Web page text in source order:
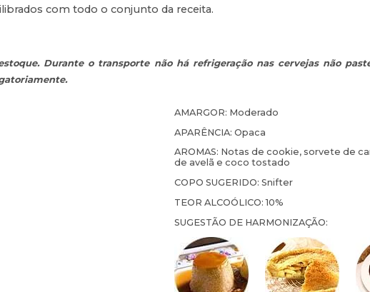
com todo o conjunto da receita.
Durante o transporte não há refrigeração nas cervejas não
AMARGOR: Moderado
APARÊNCIA: Opaca
AROMAS: Notas de cookie, sorvete de
de avelã e coco tostado
COPO SUGERIDO: Snifter
TEOR ALCOÓLICO:10%
SUGESTÃO DE HARMONIZAÇÃO: